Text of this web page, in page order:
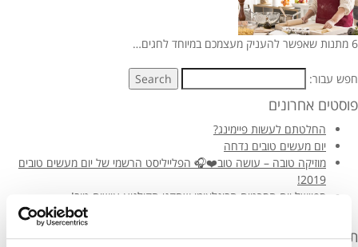
6 מתנות שאפשר להעניק מעצמכם במיוחד לחגים…
חפש עבור: Search
פוסטים אחרונים
החלטתם לעשות פיימינג?
יום מעשים טובים נדחה
מוזיקה טובה – עושה טוב❤️🎧 הפלייליסט הרשמי של יום מעשים טובים
2019!
ספיישל יום הסרטים הבינלאומי שחקני הקולנוע עושים טוב!
مجتمع يصنع خيرا بالناصرة- أكبر حدث تطوعي في إسرائيل
תגובות אחרונות